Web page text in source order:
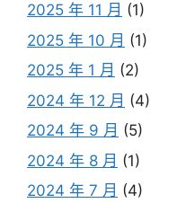
2025 年 11 月 (1)
2025 年 10 月 (1)
2025 年 1 月 (2)
2024 年 12 月 (4)
2024 年 9 月 (5)
2024 年 8 月 (1)
2024 年 7 月 (4)